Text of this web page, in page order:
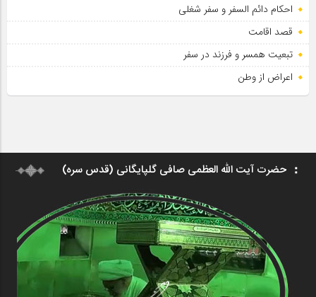
احکام دائم السفر و سفر شغلی
قصد اقامت
تبعیت همسر و فرزند در سفر
اعراض از وطن
حضرت آیت الله العظمی صافی گلپایگانی (قدس سره)